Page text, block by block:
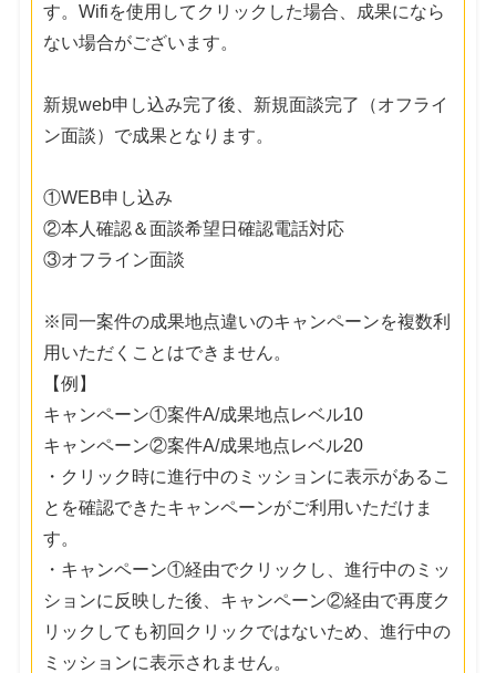
す。Wifiを使用してクリックした場合、成果になら
ない場合がございます。
新規web申し込み完了後、新規面談完了（オフライ
ン面談）で成果となります。
①WEB申し込み
②本人確認＆面談希望日確認電話対応
③オフライン面談
※同一案件の成果地点違いのキャンペーンを複数利
用いただくことはできません。
【例】
キャンペーン①案件A/成果地点レベル10
キャンペーン②案件A/成果地点レベル20
・クリック時に進行中のミッションに表示があるこ
とを確認できたキャンペーンがご利用いただけま
す。
・キャンペーン①経由でクリックし、進行中のミッ
ションに反映した後、キャンペーン②経由で再度ク
リックしても初回クリックではないため、進行中の
ミッションに表示されません。